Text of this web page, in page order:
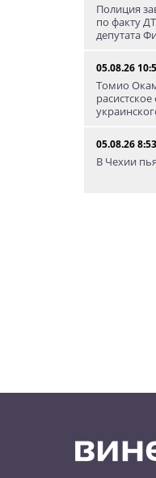
Полиция
по факту
депутата
05.08.26
Томио
05.08.26 8:53
В Чехии